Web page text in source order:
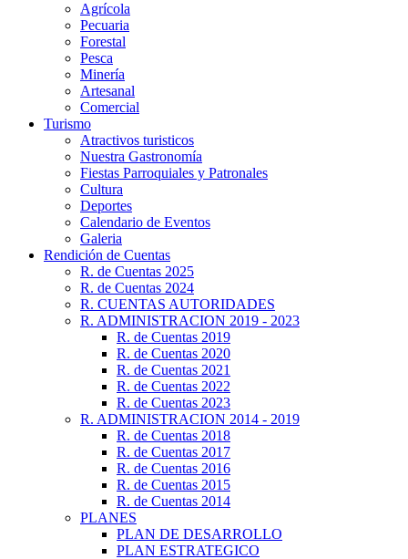
Agrícola
Pecuaria
Forestal
Pesca
Minería
Artesanal
Comercial
Turismo
Atractivos turisticos
Nuestra Gastronomía
Fiestas Parroquiales y Patronales
Cultura
Deportes
Calendario de Eventos
Galeria
Rendición de Cuentas
R. de Cuentas 2025
R. de Cuentas 2024
R. CUENTAS AUTORIDADES
R. ADMINISTRACION 2019 - 2023
R. de Cuentas 2019
R. de Cuentas 2020
R. de Cuentas 2021
R. de Cuentas 2022
R. de Cuentas 2023
R. ADMINISTRACION 2014 - 2019
R. de Cuentas 2018
R. de Cuentas 2017
R. de Cuentas 2016
R. de Cuentas 2015
R. de Cuentas 2014
PLANES
PLAN DE DESARROLLO
PLAN ESTRATEGICO